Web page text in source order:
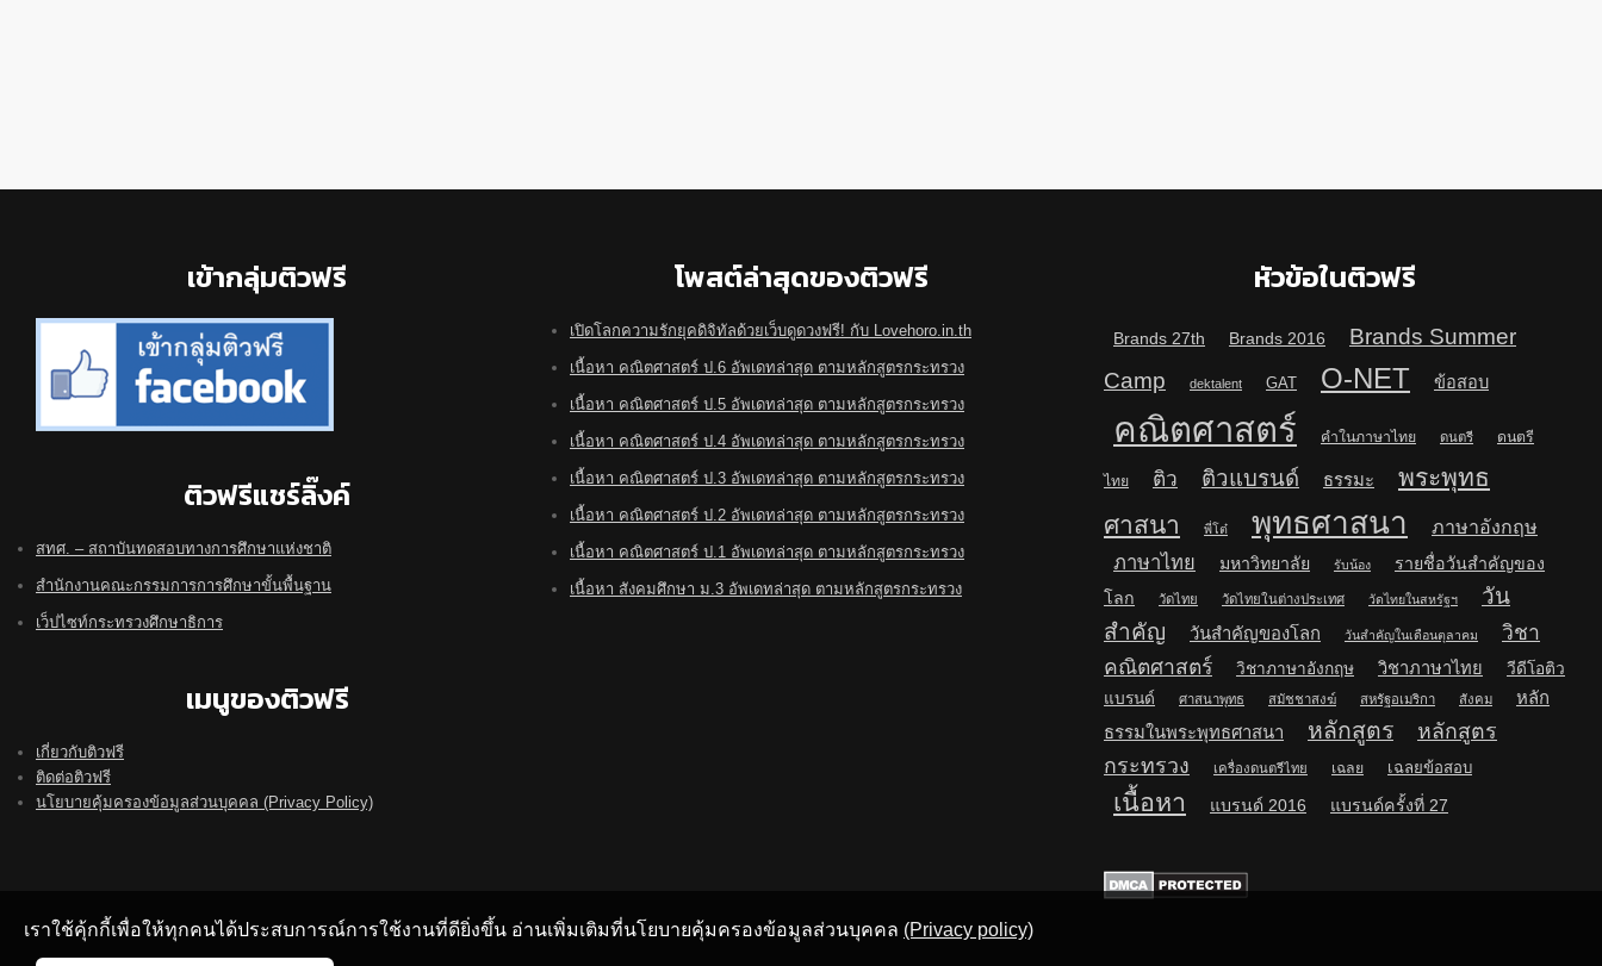
เข้ากลุ่มติวฟรี
ติวฟรีแชร์ลิ๊งค์
สทศ. – สถาบันทดสอบทางการศึกษาแห่งชาติ
สำนักงานคณะกรรมการการศึกษาขั้นพื้นฐาน
เว็ปไซท์กระทรวงศึกษาธิการ
เมนูของติวฟรี
เกี่ยวกับติวฟรี
ติดต่อติวฟรี
นโยบายคุ้มครองข้อมูลส่วนบุคคล (Privacy Policy)
โพสต์ล่าสุดของติวฟรี
เปิดโลกความรักยุคดิจิทัลด้วยเว็บดูดวงฟรี! กับ Lovehoro.in.th
เนื้อหา คณิตศาสตร์ ป.6 อัพเดทล่าสุด ตามหลักสูตรกระทรวง
เนื้อหา คณิตศาสตร์ ป.5 อัพเดทล่าสุด ตามหลักสูตรกระทรวง
เนื้อหา คณิตศาสตร์ ป.4 อัพเดทล่าสุด ตามหลักสูตรกระทรวง
เนื้อหา คณิตศาสตร์ ป.3 อัพเดทล่าสุด ตามหลักสูตรกระทรวง
เนื้อหา คณิตศาสตร์ ป.2 อัพเดทล่าสุด ตามหลักสูตรกระทรวง
เนื้อหา คณิตศาสตร์ ป.1 อัพเดทล่าสุด ตามหลักสูตรกระทรวง
เนื้อหา สังคมศึกษา ม.3 อัพเดทล่าสุด ตามหลักสูตรกระทรวง
หัวข้อในติวฟรี
Brands 27th Brands 2016
Brands Summer
Camp
dektalent GAT O-NET ข้อสอบ
คณิตศาสตร์ คำในภาษาไทย ดนตรี ดนตรี
ไทย ติว ติวแบรนด์ ธรรมะ
พระพุทธ
ศาสนา
พี่โต๋ พุทธศาสนา ภาษาอังกฤษ
ภาษาไทย มหาวิทยาลัย รับน้อง
รายชื่อวันสำคัญของ
โลก
วัดไทย วัดไทยในต่างประเทศ วัดไทยในสหรัฐฯ
วัน
สำคัญ
วันสำคัญของโลก วันสำคัญในเดือนตุลาคม
วิชา
คณิตศาสตร์
วิชาภาษาอังกฤษ วิชาภาษาไทย
วีดีโอติว
แบรนด์
ศาสนาพุทธ สมัชชาสงฆ์ สหรัฐอเมริกา สังคม
หลัก
ธรรมในพระพุทธศาสนา
หลักสูตร
หลักสูตร
กระทรวง
เครื่องดนตรีไทย เฉลย เฉลยข้อสอบ
เนื้อหา แบรนด์ 2016 แบรนด์ครั้งที่ 27
เราใช้คุ้กกี้เพื่อให้ทุกคนได้ประสบการณ์การใช้งานที่ดียิ่งขึ้น อ่านเพิ่มเติมที่นโยบายคุ้มครองข้อมูลส่วนบุคคล (Privacy policy)